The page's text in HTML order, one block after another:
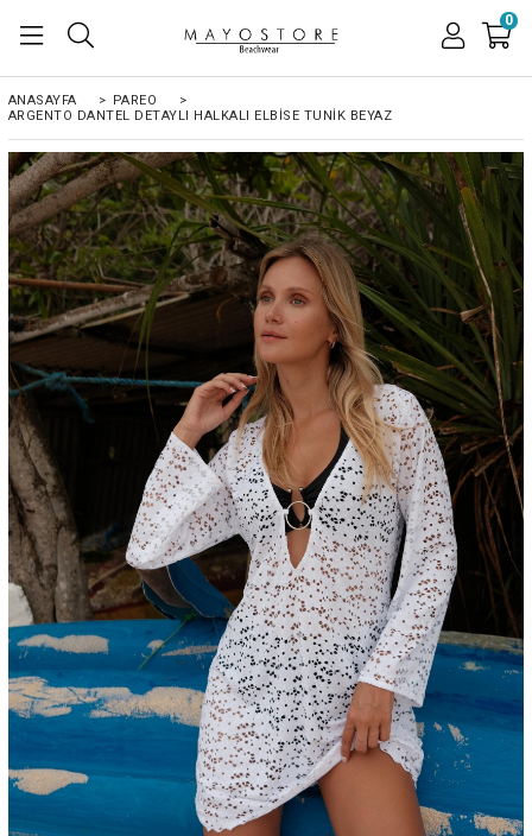
0
ANASAYFA > PAREO
>
ARGENTO DANTEL DETAYLI HALKALI ELBISE TUNIK BEYAZ